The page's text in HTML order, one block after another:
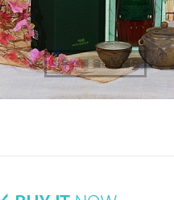
마우스를 올려보세요